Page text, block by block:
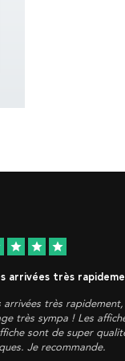
star star star
arrivées très
arrivées très
très sympa ! Les
sont de super
Je recommande.